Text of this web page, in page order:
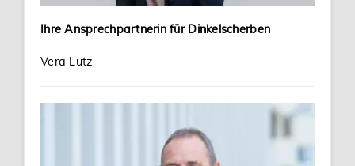
Ihre Ansprechpartnerin für Dinkelscherben
Vera Lutz